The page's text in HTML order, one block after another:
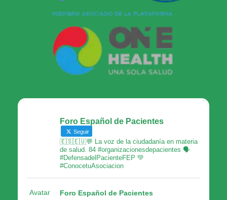
Foro Español de Pacientes
Seguir
🇪🇸🇪🇺💬 La voz de la ciudadanía en materia
de salud. 84 #organizacionesdepacientes 🗣
#DefensadelPacienteFEP 💚
#ConocetuAsociacion
Avatar Foro Español de Pacientes